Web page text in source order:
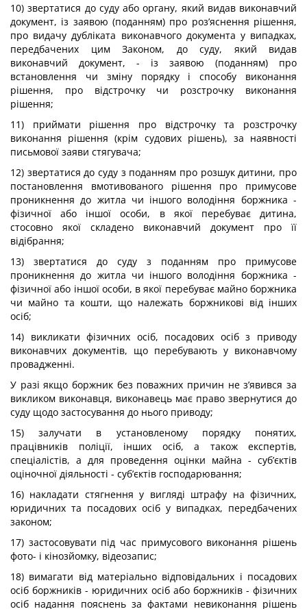
10) звертатися до суду або органу, який видав виконавчий
документ, із заявою (поданням) про роз’яснення рішення,
про видачу дубліката виконавчого документа у випадках,
передбачених цим Законом, до суду, який видав
виконавчий документ, - із заявою (поданням) про
встановлення чи зміну порядку і способу виконання
рішення, про відстрочку чи розстрочку виконання
рішення;
11) приймати рішення про відстрочку та розстрочку
виконання рішення (крім судових рішень), за наявності
письмової заяви стягувача;
12) звертатися до суду з поданням про розшук дитини, про
постановлення вмотивованого рішення про примусове
проникнення до житла чи іншого володіння боржника -
фізичної або іншої особи, в якої перебуває дитина,
стосовно якої складено виконавчий документ про її
відібрання;
13) звертатися до суду з поданням про примусове
проникнення до житла чи іншого володіння боржника -
фізичної або іншої особи, в якої перебуває майно боржника
чи майно та кошти, що належать боржникові від інших
осіб;
14) викликати фізичних осіб, посадових осіб з приводу
виконавчих документів, що перебувають у виконавчому
провадженні.
У разі якщо боржник без поважних причин не з’явився за
викликом виконавця, виконавець має право звернутися до
суду щодо застосування до нього приводу;
15) залучати в установленому порядку понятих,
працівників поліції, інших осіб, а також експертів,
спеціалістів, а для проведення оцінки майна - суб’єктів
оціночної діяльності - суб’єктів господарювання;
16) накладати стягнення у вигляді штрафу на фізичних,
юридичних та посадових осіб у випадках, передбачених
законом;
17) застосовувати під час примусового виконання рішень
фото- і кінозйомку, відеозапис;
18) вимагати від матеріально відповідальних і посадових
осіб боржників - юридичних осіб або боржників - фізичних
осіб надання пояснень за фактами невиконання рішень